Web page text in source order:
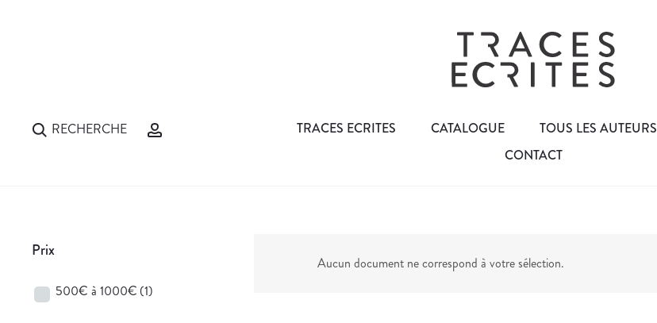
RECHERCHE TRACES ECRITES CATALOGUE TOUS LES AUTEURS
CONTACT
Aucun document ne correspond à votre sélection.
Prix
500€ à 1000€ (1)